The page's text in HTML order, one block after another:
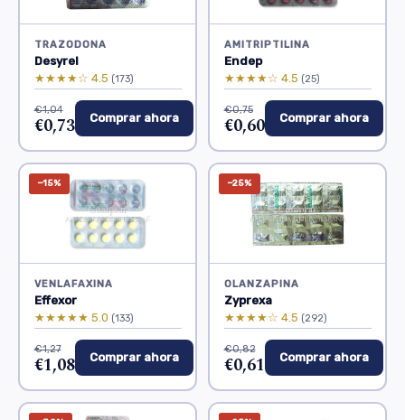
TRAZODONA
Desyrel
★★★★☆ 4.5 (173)
€1,04
€0,73 Comprar ahora
AMITRIPTILINA
Endep
★★★★☆ 4.5 (25)
€0,75
€0,60 Comprar ahora
−15%
VENLAFAXINA
Effexor
★★★★★ 5.0 (133)
€1,27
€1,08 Comprar ahora
−25%
OLANZAPINA
Zyprexa
★★★★☆ 4.5 (292)
€0,82
€0,61 Comprar ahora